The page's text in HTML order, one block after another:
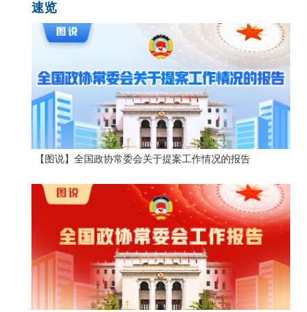
速览
【图说】全国政协常委会关于提案工作情况的报告